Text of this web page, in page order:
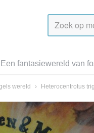
fantasiewereld van
wereld › Heterocentrotus